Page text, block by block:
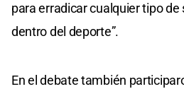
para erradicar cualquier tipo
dentro del deporte”.
En el debate también